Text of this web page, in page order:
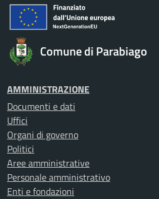
Comune di Parabiago
AMMINISTRAZIONE
Documenti e dati
Uffici
Organi di governo
Politici
Aree amministrative
Personale amministrativo
Enti e fondazioni